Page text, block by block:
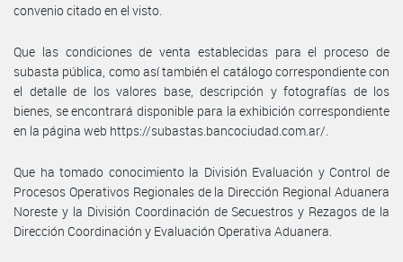
convenio citado en el visto.
Que las condiciones de venta establecidas para el proceso de
subasta pública, como así también el catálogo correspondiente con
el detalle de los valores base, descripción y fotografías de los
bienes, se encontrará disponible para la exhibición correspondiente
en la página web https://subastas.bancociudad.com.ar/.
Que ha tomado conocimiento la División Evaluación y Control de
Procesos Operativos Regionales de la Dirección Regional Aduanera
Noreste y la División Coordinación de Secuestros y Rezagos de la
Dirección Coordinación y Evaluación Operativa Aduanera.